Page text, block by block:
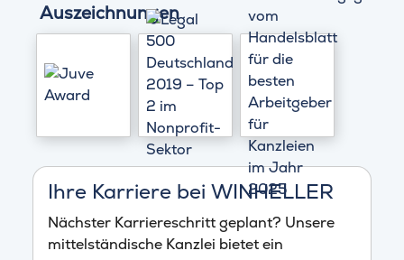
Auszeichnungen
Ihre Karriere bei WINHELLER
Nächster Karriereschritt geplant? Unsere
mittelständische Kanzlei bietet ein